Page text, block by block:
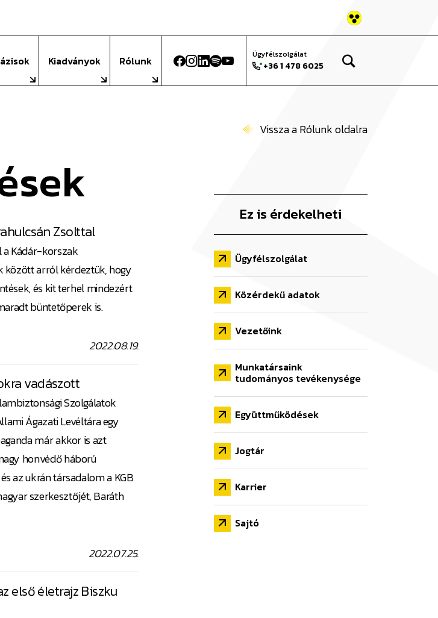
Ügyfélszolgálat
+36 1 478 6025
Kiadványok Rólunk
Vissza a Rólunk oldalra
Zsolttal
Kádár-korszak
arról kérdeztük, hogy
és kit terhel mindezért
büntetőperek is.
2022.08.19.
vadászott
Szolgálatok
Ágazati Levéltára egy
már akkor is azt
honvédő háború
az ukrán társadalom a KGB
szerkesztőjét, Baráth
2022.07.25.
első életrajz Biszku
Ez is érdekelheti
Ügyfélszolgálat
Közérdekű adatok
Vezetőink
Munkatársaink
tudományos tevékenysége
Együttműködések
Jogtár
Karrier
Sajtó